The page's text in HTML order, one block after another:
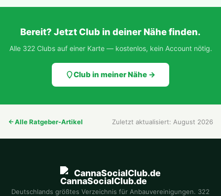
Bereit? Jetzt Club in deiner Nähe finden.
Alle 322 Clubs auf einer Karte — kostenlos, kein Account nötig.
Club in meiner Nähe →
Alle Ratgeber-Artikel Zuletzt aktualisiert: August 2026
CannaSocialClub.de
Deutschlands größtes Verzeichnis für Anbauvereinigungen. 322